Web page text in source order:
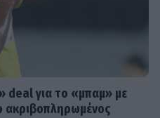
deal για το «μπαμ» με
ακριβοπληρωμένος